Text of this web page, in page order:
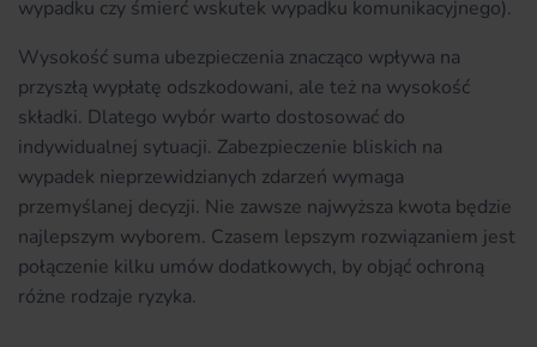
wypadku czy śmierć wskutek wypadku komunikacyjnego).
Wysokość suma ubezpieczenia znacząco wpływa na
przyszłą wypłatę odszkodowani, ale też na wysokość
składki. Dlatego wybór warto dostosować do
indywidualnej sytuacji. Zabezpieczenie bliskich na
wypadek nieprzewidzianych zdarzeń wymaga
przemyślanej decyzji. Nie zawsze najwyższa kwota będzie
najlepszym wyborem. Czasem lepszym rozwiązaniem jest
połączenie kilku umów dodatkowych, by objąć ochroną
różne rodzaje ryzyka.